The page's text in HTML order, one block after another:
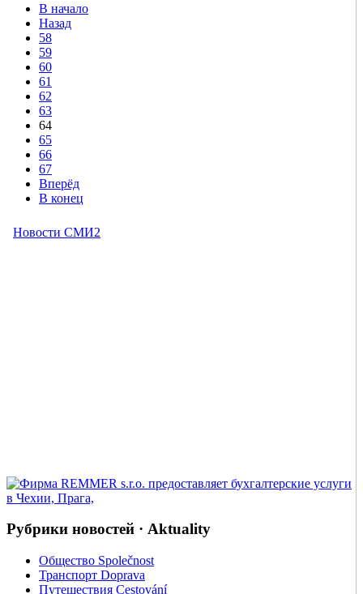
В начало
Назад
58
59
60
61
62
63
64
65
66
67
Вперёд
В конец
Рубрики новостей · Aktuality
Общество Společnost
Транспорт Doprava
Путешествия Cestování